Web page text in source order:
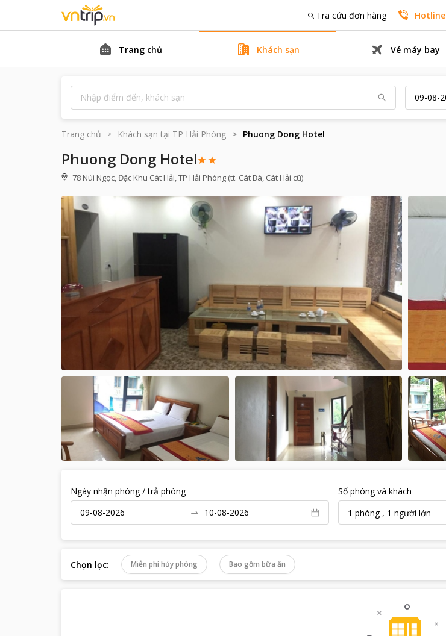
Tra cứu đơn hàng Hotline
Trang chủ Khách sạn Vé máy bay
Trang chủ Khách sạn tại TP Hải Phòng Phuong Dong Hotel
Phuong Dong Hotel
78 Núi Ngọc, Đặc Khu Cát Hải, TP Hải Phòng (tt. Cát Bà, Cát Hải cũ)
Ngày nhận phòng / trả phòng
Số phòng và khách
1 phòng, 1 người lớn
Chọn lọc: Miễn phí hủy phòng Bao gồm bữa ăn